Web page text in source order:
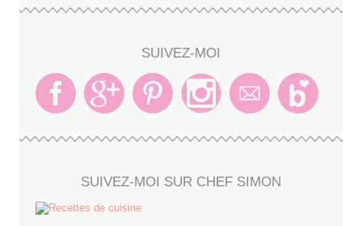
SUIVEZ-MOI
SUIVEZ-MOI SUR CHEF SIMON